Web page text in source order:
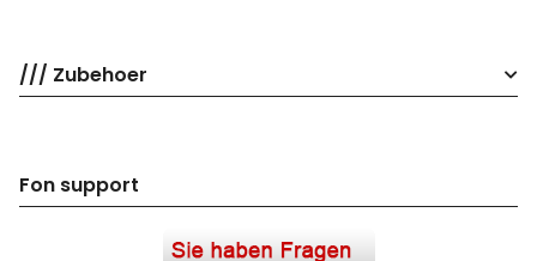
/// Zubehoer
Fon support